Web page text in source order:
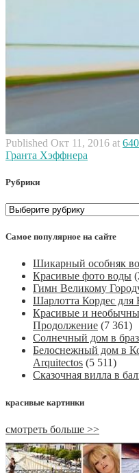
Published Окт 11, 2016 at
Гранта Хэффнера
Рубрики
Рубрики
Самое популярное на сайте
Шикарный особняк
Красивые фото воды
Гимн Великому
Шарлотта Кордес для
Красивые и
Продолжение (7 361)
Солнечный дом в
Белоснежный дом в
Arquitectos (5 511)
Сказочная вилла в
красивые картинки
смотреть больше >>